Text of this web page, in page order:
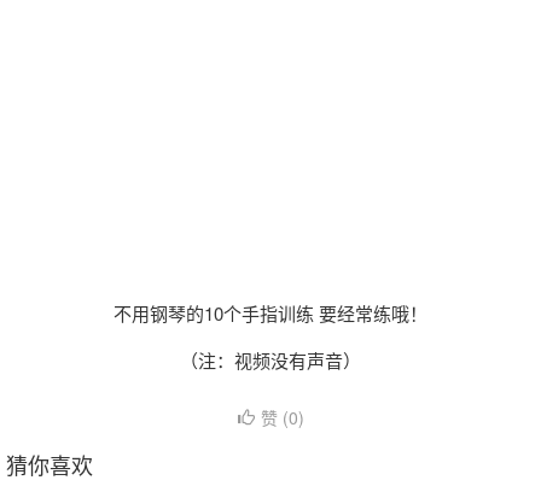
不用钢琴的10个手指训练 要经常练哦！
（注：视频没有声音）
赞 (0)
猜你喜欢